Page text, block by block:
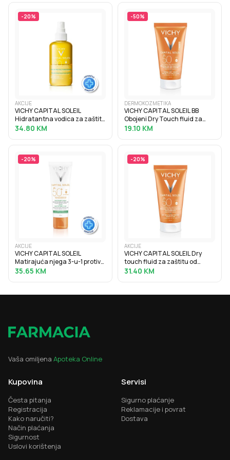
-20%
AKCIJE
VICHY CAPITAL SOLEIL
Hidratantna vodica za zaštitu
od sunca SPF30, 200 ml
34.80 KM
-50%
DERMOKOZMETIKA
VICHY CAPITAL SOLEIL BB
Obojeni Dry Touch fluid za
zaštitu od sunca SPF50, 50 ml
19.10 KM
-20%
AKCIJE
VICHY CAPITAL SOLEIL
Matirajuća njega 3-u-1 protiv
masnog sjaja SPF50+, 50 ml
35.65 KM
-20%
AKCIJE
VICHY CAPITAL SOLEIL Dry
touch fluid za zaštitu od
sunca protiv masnoga sjaja
31.40 KM
Vaša omiljena Apoteka Online
Kupovina
Česta pitanja
Registracija
Kako naručiti?
Način plaćanja
Sigurnost
Uslovi korištenja
Servisi
Sigurno plaćanje
Reklamacije i povrat
Dostava